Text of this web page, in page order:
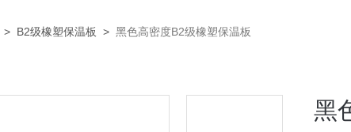
> B2级橡塑保温板 > 黑色高密度B2级橡塑保温板
黑